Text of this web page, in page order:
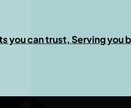
you can trust, Serving you